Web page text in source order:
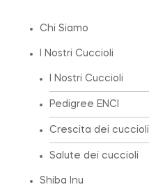
Chi Siamo
I Nostri Cuccioli
I Nostri Cuccioli
Pedigree ENCI
Crescita dei cuccioli
Salute dei cuccioli
Shiba Inu